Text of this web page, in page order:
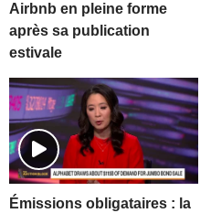
Airbnb en pleine forme
après sa publication
estivale
Émissions obligataires : la